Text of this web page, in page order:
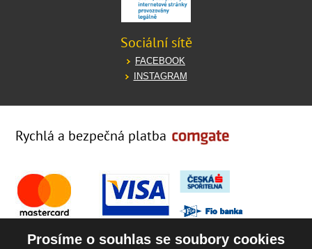
Sociální sítě
FACEBOOK
INSTAGRAM
Rychlá a bezpečná platba
Prosíme o souhlas se soubory cookies